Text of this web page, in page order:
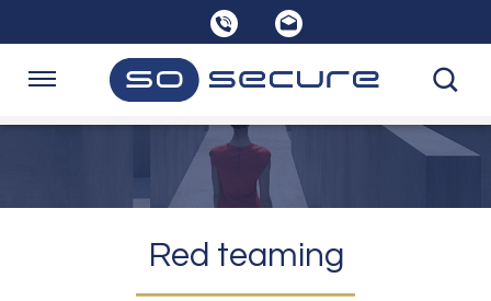
links
Spring
Navigatie
Red teaming